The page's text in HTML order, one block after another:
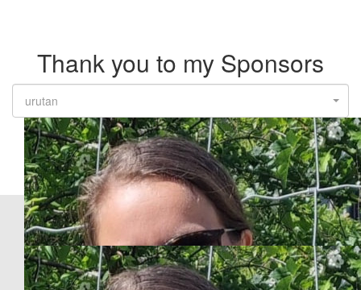
Thank you to my Sponsors
urutan
Our Team Members